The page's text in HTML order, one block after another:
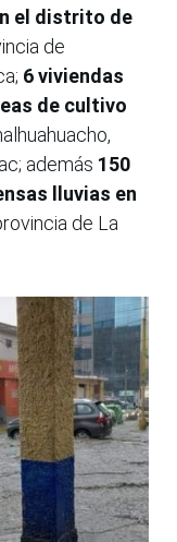
el distrito de
de
6 viviendas
de cultivo
además 150
lluvias en
de La